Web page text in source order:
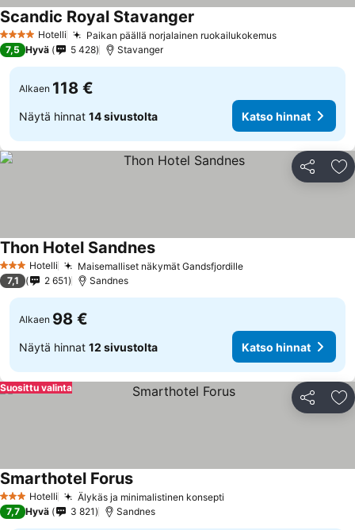
4 Tähtiluokitus
Hotelli Paikan päällä norjalainen ruokailukokemusKatso hinnat
Scandic Royal Stavanger
7,5 Hyvä 5 428 Stavanger
Alkaen 118 €
Näytä hinnat 14 sivustolta Katso hinnat
Jaa
3 Tähtiluokitus
Hotelli Maisemalliset näkymät GandsfjordilleKatso hinnat
Thon Hotel SandnesKatso hinnat
7,1 2 651 Sandnes
Alkaen 98 €
Näytä hinnat 12 sivustolta Katso hinnat
Jaa
Suosittu valinta
3 Tähtiluokitus
Hotelli Älykäs ja minimalistinen konsepti
Smarthotel ForusKatso hinnat
7,7 Hyvä 3 821 Sandnes